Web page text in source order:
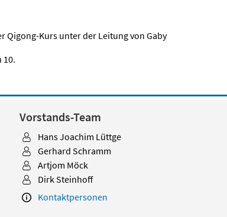
Qigong-Kurs unter der Leitung von Gaby
10.
Vorstands-Team
Hans Joachim Lüttge
Gerhard Schramm
Artjom Möck
Dirk Steinhoff
Kontaktpersonen